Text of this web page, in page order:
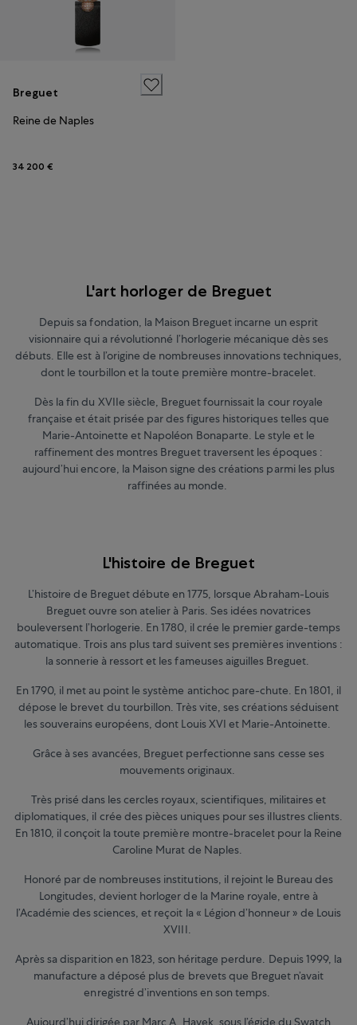
Breguet
Reine de Naples
34 200 €
L'art horloger de Breguet
Depuis sa fondation, la Maison Breguet incarne un esprit
visionnaire qui a révolutionné l’horlogerie mécanique dès ses
débuts. Elle est à l’origine de nombreuses innovations techniques,
dont le tourbillon et la toute première montre-bracelet.
Dès la fin du XVIIe siècle, Breguet fournissait la cour royale
française et était prisée par des figures historiques telles que
Marie-Antoinette et Napoléon Bonaparte. Le style et le
raffinement des montres Breguet traversent les époques :
aujourd’hui encore, la Maison signe des créations parmi les plus
raffinées au monde.
L'histoire de Breguet
L’histoire de Breguet débute en 1775, lorsque Abraham-Louis
Breguet ouvre son atelier à Paris. Ses idées novatrices
bouleversent l’horlogerie. En 1780, il crée le premier garde-temps
automatique. Trois ans plus tard suivent ses premières inventions :
la sonnerie à ressort et les fameuses aiguilles Breguet.
En 1790, il met au point le système antichoc pare-chute. En 1801, il
dépose le brevet du tourbillon. Très vite, ses créations séduisent
les souverains européens, dont Louis XVI et Marie-Antoinette.
Grâce à ses avancées, Breguet perfectionne sans cesse ses
mouvements originaux.
Très prisé dans les cercles royaux, scientifiques, militaires et
diplomatiques, il crée des pièces uniques pour ses illustres clients.
En 1810, il conçoit la toute première montre-bracelet pour la Reine
Caroline Murat de Naples.
Honoré par de nombreuses institutions, il rejoint le Bureau des
Longitudes, devient horloger de la Marine royale, entre à
l’Académie des sciences, et reçoit la « Légion d’honneur » de Louis
XVIII.
Après sa disparition en 1823, son héritage perdure. Depuis 1999, la
manufacture a déposé plus de brevets que Breguet n’avait
enregistré d’inventions en son temps.
Aujourd’hui dirigée par Marc A. Hayek, sous l’égide du Swatch